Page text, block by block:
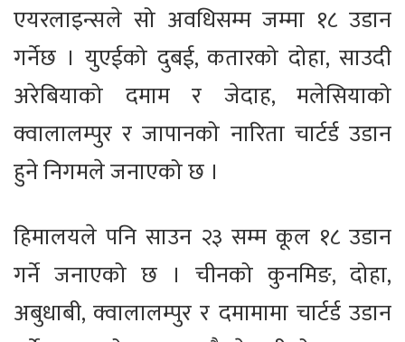
एयरलाइन्सले सो अवधिसम्म जम्मा १८ उडान
गर्नेछ । युएईको दुबई, कतारको दोहा, साउदी
अरेबियाको दमाम र जेदाह, मलेसियाको
क्वालालम्पुर र जापानको नारिता चार्टर्ड उडान
हुने निगमले जनाएको छ ।
हिमालयले पनि साउन २३ सम्म कूल १८ उडान
गर्ने जनाएको छ । चीनको कुनमिङ, दोहा,
अबुधाबी, क्वालालम्पुर र दमामामा चार्टर्ड उडान